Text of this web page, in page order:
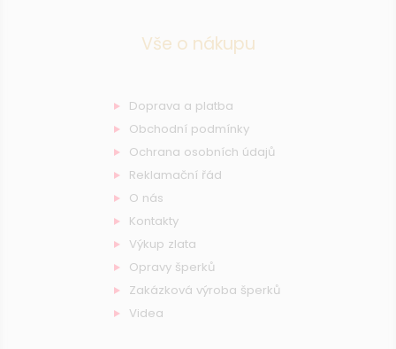
Vše o nákupu
Doprava a platba
Obchodní podmínky
Ochrana osobních údajů
Reklamační řád
O nás
Kontakty
Výkup zlata
Opravy šperků
Zakázková výroba šperků
Videa